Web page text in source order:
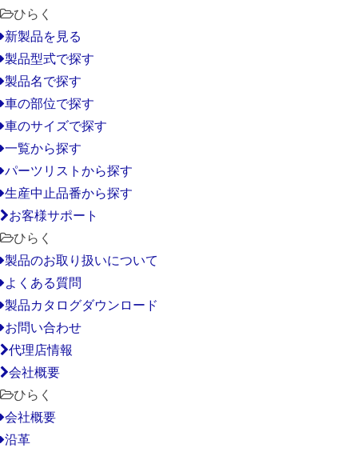
ひらく
新製品を見る
製品型式で探す
製品名で探す
車の部位で探す
車のサイズで探す
一覧から探す
パーツリストから探す
生産中止品番から探す
お客様サポート
ひらく
製品のお取り扱いについて
よくある質問
製品カタログダウンロード
お問い合わせ
代理店情報
会社概要
ひらく
会社概要
沿革